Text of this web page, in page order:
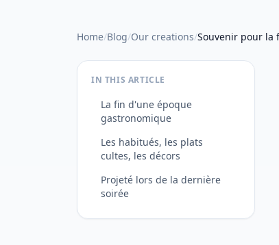
Home/Blog/Our creations/
IN THIS ARTICLE
La fin d'une époque
gastronomique
Les habitués, les plats
cultes, les décors
Projeté lors de la dernière
soirée